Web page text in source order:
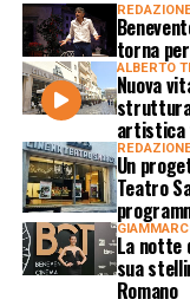
torna
ALBERTO
Nuova
artistica
Un
Teatro
La notte
sua
Romano